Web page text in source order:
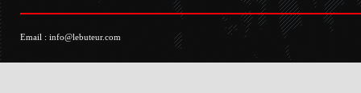
Email : info@lebuteur.com